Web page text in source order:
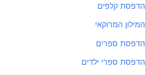
קלפים
המרוקאי
ספרים
ספרי ילדים